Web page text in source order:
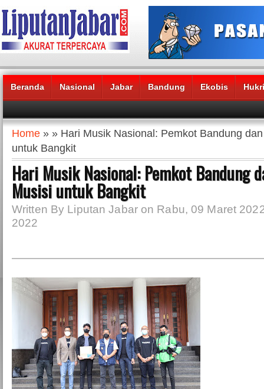
Beranda Nasional Jabar Bandung Ekobis
Headlines News :
Home » » Hari Musik Nasional: Pemkot Bandung
untuk Bangkit
Hari Musik Nasional: Pemkot Bandung
Musisi untuk Bangkit
Written By Liputan Jabar on Rabu, 09 Maret
2022